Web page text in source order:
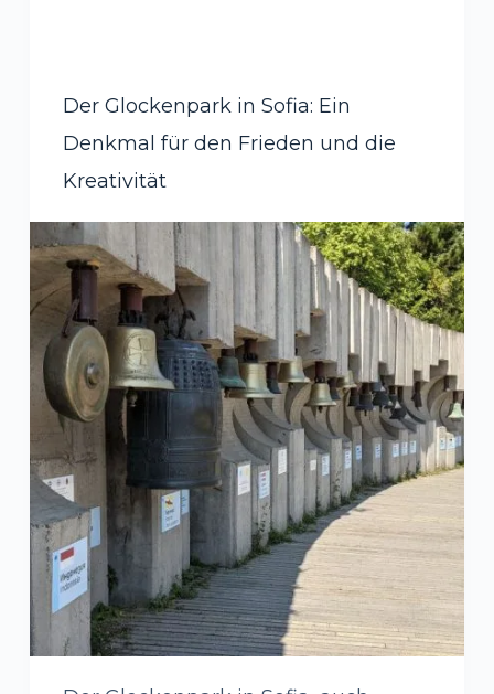
Der Glockenpark in Sofia: Ein
Denkmal für den Frieden und die
Kreativität